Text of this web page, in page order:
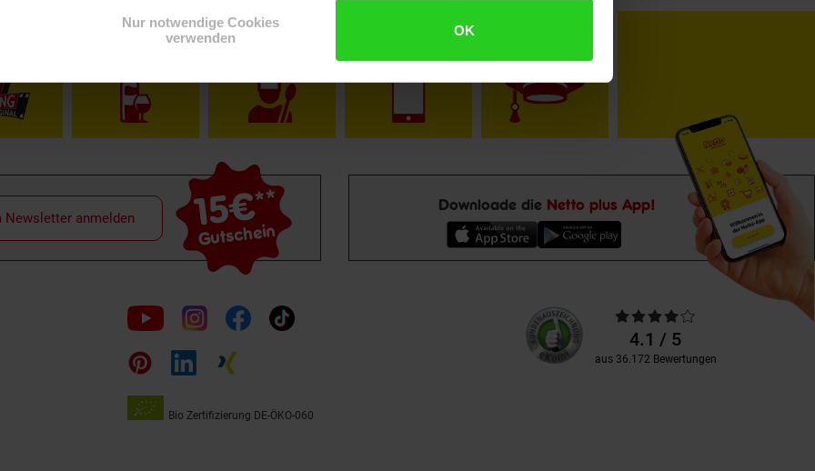
Nur notwendige Cookies
verwenden
OK
Weinwelt Rezeptwelt
15€**
Gutschein
Newsletter anmelden
Downloade die Netto plus App!
Folge
uns
auf
Bio Zertifizierung DE-ÖKO-060
Unsere
Kundenbewertungen
Durchschnittliche
Bewertungen4.1 / 5
aus 36.172 Bewertungen